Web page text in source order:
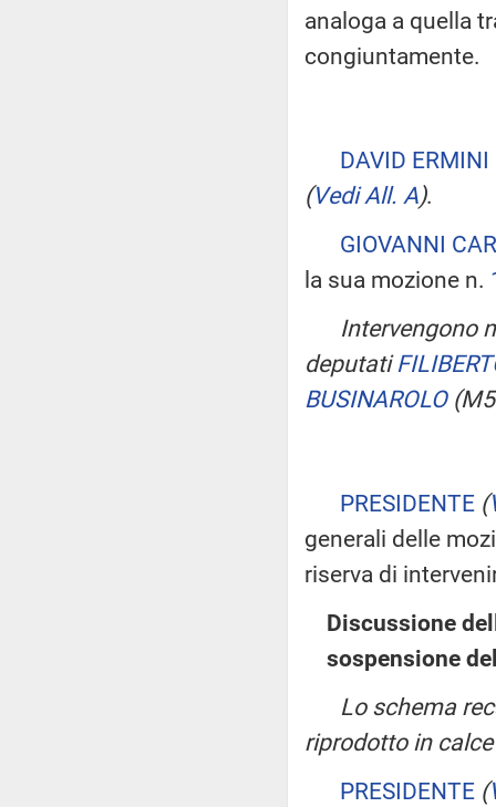
analoga a quella
congiuntamente.
DAVID ERMINI
(Vedi All. A).
GIOVANNI
la sua mozione n.
Intervengono
deputati
BUSINAROLO
PRESIDENTE (
generali delle
riserva di
Discussione
sospensione
Lo schema
riprodotto in
PRESIDENTE (